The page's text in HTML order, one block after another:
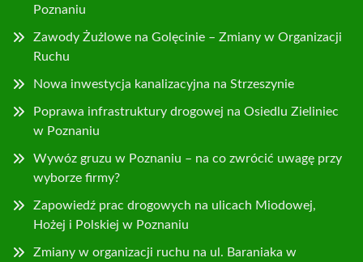
Poznaniu
Zawody Żużlowe na Golęcinie – Zmiany w Organizacji
Ruchu
Nowa inwestycja kanalizacyjna na Strzeszynie
Poprawa infrastruktury drogowej na Osiedlu Zieliniec
w Poznaniu
Wywóz gruzu w Poznaniu – na co zwrócić uwagę przy
wyborze firmy?
Zapowiedź prac drogowych na ulicach Miodowej,
Hożej i Polskiej w Poznaniu
Zmiany w organizacji ruchu na ul. Baraniaka w